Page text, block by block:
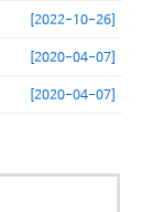
[2022-10-26]
[2020-04-07]
[2020-04-07]